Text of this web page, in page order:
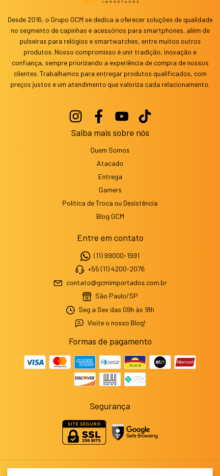
Desde 2016, o Grupo GCM se dedica a oferecer soluções de qualidade
no segmento de capinhas e acessórios para smartphones, além de
pulseiras para relógios e smartwatches, entre muitos outros
produtos. Nosso compromisso é unir tradição, inovação e
confiança, sempre priorizando a experiência de compra de nossos
clientes. Trabalhamos para entregar produtos qualificados, com
preços justos e um atendimento que valoriza cada relacionamento.
Saiba mais sobre nós
Quem Somos
Atacado
Entrega
Gamers
Política de Troca ou Desistência
Blog GCM
Entre em contato
(11) 99000-1991
+55 (11) 4200-2076
contato@gcmimportados.com.br
São Paulo/SP
Seg a Sex das 09h às 18h
Visite o nosso Blog!
Formas de pagamento
Segurança